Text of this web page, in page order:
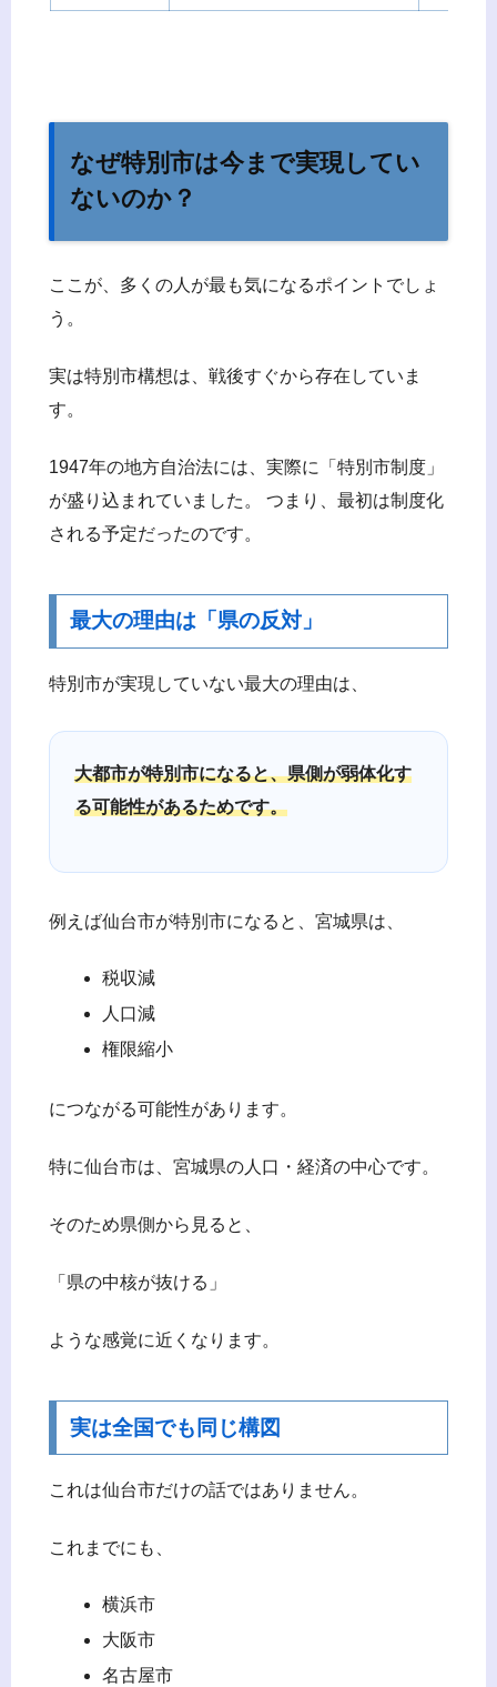
なぜ特別市は今まで実現してい
ないのか？
ここが、多くの人が最も気になるポイントでしょ
う。
実は特別市構想は、戦後すぐから存在していま
す。
1947年の地方自治法には、実際に「特別市制度」
が盛り込まれていました。 つまり、最初は制度化
される予定だったのです。
最大の理由は「県の反対」
特別市が実現していない最大の理由は、
大都市が特別市になると、県側が弱体化す
る可能性があるためです。
例えば仙台市が特別市になると、宮城県は、
税収減
人口減
権限縮小
につながる可能性があります。
特に仙台市は、宮城県の人口・経済の中心です。
そのため県側から見ると、
「県の中核が抜ける」
ような感覚に近くなります。
実は全国でも同じ構図
これは仙台市だけの話ではありません。
これまでにも、
横浜市
大阪市
名古屋市